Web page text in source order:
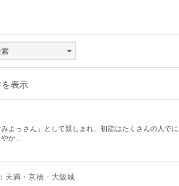
を表示
よっさん」として親しまれ、初詣はたくさんの人でに
か...
天満・京橋・大阪城